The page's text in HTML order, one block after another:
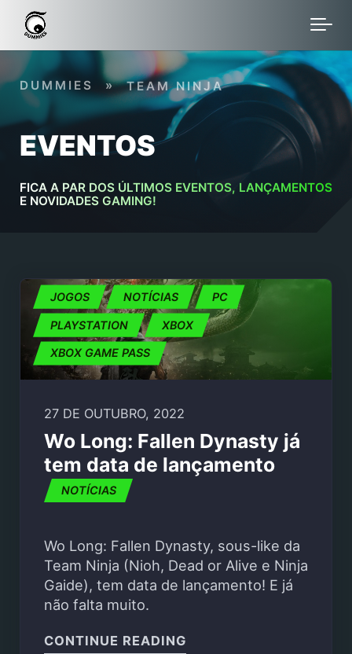
Skip to main content
EVENTOS
FICA A PAR DOS ÚLTIMOS EVENTOS, LANÇAMENTOS
E NOVIDADES GAMING!
DUMMIES » TEAM NINJA
JOGOS NOTÍCIAS PC
PLAYSTATION XBOX
XBOX GAME PASS
27 DE OUTUBRO, 2022
Wo Long: Fallen Dynasty já
tem data de lançamento
NOTÍCIAS
Wo Long: Fallen Dynasty, sous-like da
Team Ninja (Nioh, Dead or Alive e Ninja
Gaide), tem data de lançamento! E já
não falta muito.
CONTINUE READING